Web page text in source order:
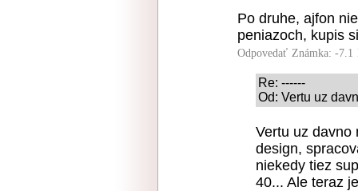
Po druhe, ajfon
peniazoch, kupis
Odpovedať Známka: -7.1
Re: ------
Od: Vertu uz
Vertu uz davno
design,
niekedy tiez
40... Ale teraz